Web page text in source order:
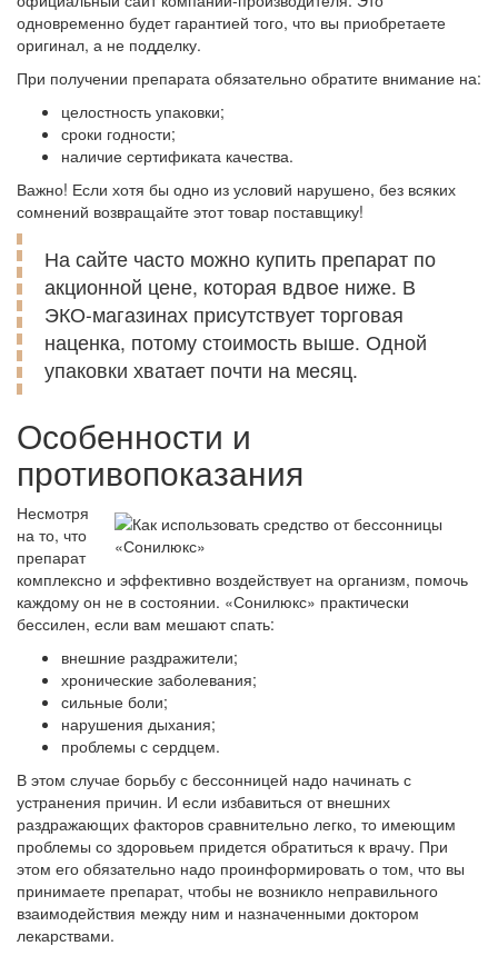
одновременно будет гарантией того, что вы приобретаете
оригинал, а не подделку.
При получении препарата обязательно обратите внимание на:
целостность упаковки;
сроки годности;
наличие сертификата качества.
Важно! Если хотя бы одно из условий нарушено, без всяких
сомнений возвращайте этот товар поставщику!
На сайте часто можно купить препарат по
акционной цене, которая вдвое ниже. В
ЭКО-магазинах присутствует торговая
наценка, потому стоимость выше. Одной
упаковки хватает почти на месяц.
Особенности и
противопоказания
Несмотря
на то, что
препарат
комплексно и эффективно воздействует на организм, помочь
каждому он не в состоянии. «Сонилюкс» практически
бессилен, если вам мешают спать:
внешние раздражители;
хронические заболевания;
сильные боли;
нарушения дыхания;
проблемы с сердцем.
В этом случае борьбу с бессонницей надо начинать с
устранения причин. И если избавиться от внешних
раздражающих факторов сравнительно легко, то имеющим
проблемы со здоровьем придется обратиться к врачу. При
этом его обязательно надо проинформировать о том, что вы
принимаете препарат, чтобы не возникло неправильного
взаимодействия между ним и назначенными доктором
лекарствами.